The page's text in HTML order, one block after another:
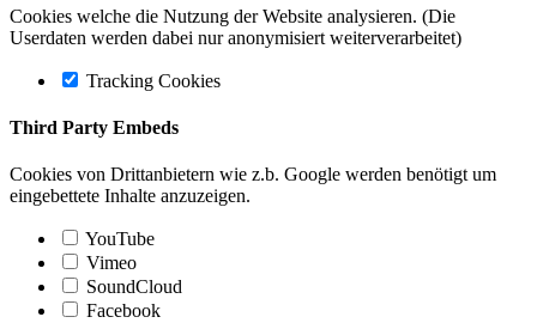
Cookies welche die Nutzung der Website analysieren. (Die
Userdaten werden dabei nur anonymisiert weiterverarbeitet)
Tracking Cookies
Third Party Embeds
Cookies von Drittanbietern wie z.b. Google werden benötigt um
eingebettete Inhalte anzuzeigen.
YouTube
Vimeo
SoundCloud
Facebook